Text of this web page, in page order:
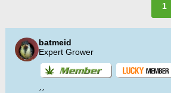
1
batmeid
Expert Grower